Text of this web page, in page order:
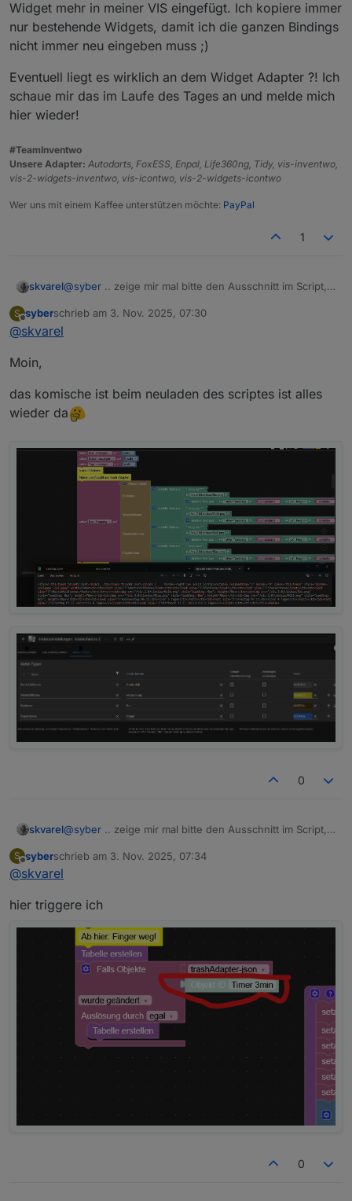
dieser "Platzhalter", wenn er das Bild nicht findet.
Dann hab ich die beiden Icons einfach in die Medien
hochgeladen und versucht, den Pfad im Script
anzupassen. Hat aber auch nicht geklappt.
auf einmal zeigt er die beiden Tonnen an.
Da schaffe ich es immer noch nicht ein Bild
anzuzeigen (siehe Screenshot oben). In den
Einstellungen sieht man das Bild, im Widget nicht.
Grad nochmal probiert...
Widget mehr in meiner VIS eingefügt. Ich kopiere immer
nur bestehende Widgets, damit ich die ganzen Bindings
nicht immer neu eingeben muss ;)
Eventuell liegt es wirklich an dem Widget Adapter ?! Ich
schaue mir das im Laufe des Tages an und melde mich
hier wieder!
#TeamInventwo
Unsere Adapter: Autodarts, FoxESS, Enpal, Life360ng, Tidy, vis-inventwo,
vis-2-widgets-inventwo, vis-icontwo, vis-2-widgets-icontwo
Wer uns mit einem Kaffee unterstützen möchte: PayPal
1
skvarel@syber .. zeige mir mal bitte den Ausschnitt im Script,
Tritt das Problem auch bei meinen Icons auf?
S
Offline
syberschrieb am 3. Nov. 2025, 07:30
zuletzt editiert von
@skvarel
Moin,
das komische ist beim neuladen des scriptes ist alles
wieder da
0
skvarel@syber .. zeige mir mal bitte den Ausschnitt im Script,
Tritt das Problem auch bei meinen Icons auf?
S
Offline
syberschrieb am 3. Nov. 2025, 07:34
zuletzt editiert von
@skvarel
hier triggere ich
0